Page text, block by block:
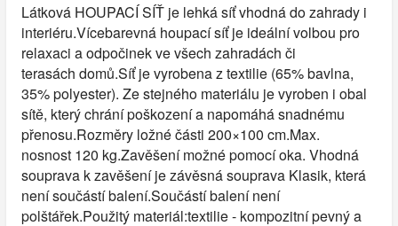
Látková HOUPACÍ SÍŤ je lehká síť vhodná do zahrady i
interiéru.Vícebarevná houpací síť je ideální volbou pro
relaxaci a odpočinek ve všech zahradách či
terasách domů.Síť je vyrobena z textilie (65% bavlna,
35% polyester). Ze stejného materiálu je vyroben i obal
sítě, který chrání poškození a napomáhá snadnému
přenosu.Rozměry ložné části 200×100 cm.Max.
nosnost 120 kg.Zavěšení možné pomocí oka. Vhodná
souprava k zavěšení je závěsná souprava Klasik, která
není součástí balení.Součástí balení není
polštářek.Použitý materiál:textilie - kompozitní pevný a